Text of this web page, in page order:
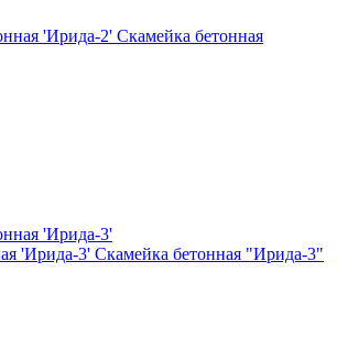
Скамейка бетонная
Скамейка бетонная "Ирида-3"